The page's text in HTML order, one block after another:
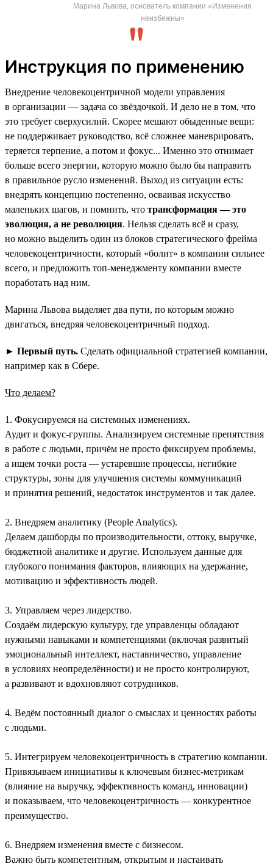
Марина Львова, основатель компании «Изменения
неизбежны»
Инструкция по применению
Внедрение человекоцентричной модели управления
в организации — задача со звёздочкой. И дело не в том, что
это требует сверхусилий. Скорее мешают обыденные вещи:
не поддерживает руководство, всё сложнее маневрировать,
теряется терпение, а потом и фокус... Именно это отнимает
больше всего энергии, которую можно было бы направить
в правильное русло изменений. Выход из ситуации есть:
внедрять концепцию постепенно, осваивая искусство
маленьких шагов, и помнить, что трансформация — это
эволюция, а не революция. Нельзя сделать всё и сразу,
но можно выделить один из блоков стратегического фрейма
человекоцентричности, который «болит» в компании сильнее
всего, и предложить топ-менеджменту компании вместе
поработать над ним.
Марина Львова выделяет два пути, по которым можно
двигаться, внедряя человекоцентричный подход.
► Первый путь. Сделать официальной стратегией компании,
например как в Сбере.
Что делаем?
1. Фокусируемся на системных изменениях.
Аудит и фокус-группы. Анализируем системные препятствия
в работе с людьми, причём не просто фиксируем проблемы,
а ищем точки роста — устаревшие процессы, негибкие
структуры, зоны для улучшения системы коммуникаций
и принятия решений, недостаток инструментов и так далее.
2. Внедряем аналитику (People Analytics).
Делаем дашборды по производительности, оттоку, выручке,
бюджетной аналитике и другие. Используем данные для
глубокого понимания факторов, влияющих на удержание,
мотивацию и эффективность людей.
3. Управляем через лидерство.
Создаём лидерскую культуру, где управленцы обладают
нужными навыками и компетенциями (включая развитый
эмоциональный интеллект, наставничество, управление
в условиях неопределённости) и не просто контролируют,
а развивают и вдохновляют сотрудников.
4. Ведём постоянный диалог о смыслах и ценностях работы
с людьми.
5. Интегрируем человекоцентричность в стратегию компании.
Привязываем инициативы к ключевым бизнес-метрикам
(влияние на выручку, эффективность команд, инновации)
и показываем, что человекоцентричность — конкурентное
преимущество.
6. Внедряем изменения вместе с бизнесом.
Важно быть компетентным, открытым и настаивать